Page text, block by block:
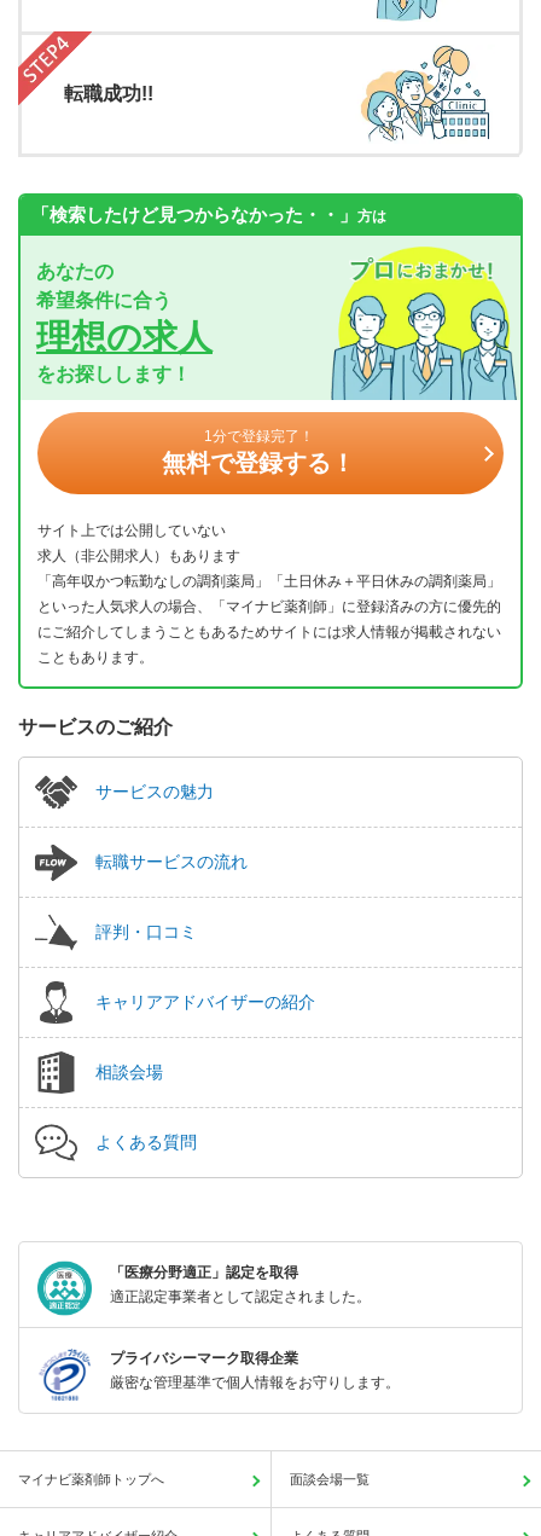
転職成功!!
「検索したけど見つからなかった・・」 方は
あなたの
希望条件に合う
理想の求人
をお探しします！
1分で登録完了！
無料で登録する！
サイト上では公開していない
求人（非公開求人）もあります
「高年収かつ転勤なしの調剤薬局」「土日休み＋平日休みの調剤薬局」
といった人気求人の場合、「マイナビ薬剤師」に登録済みの方に優先的
にご紹介してしまうこともあるためサイトには求人情報が掲載されない
こともあります。
サービスのご紹介
サービスの魅力
転職サービスの流れ
評判・口コミ
キャリアアドバイザーの紹介
相談会場
よくある質問
「医療分野適正」認定を取得
適正認定事業者として認定されました。
プライバシーマーク取得企業
厳密な管理基準で個人情報をお守りします。
マイナビ薬剤師トップへ 面談会場一覧